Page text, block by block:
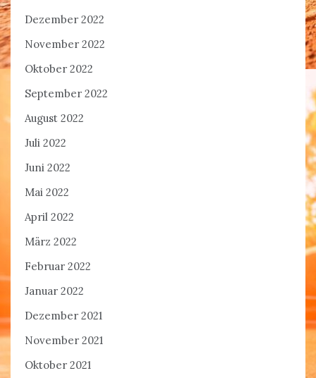
Dezember 2022
November 2022
Oktober 2022
September 2022
August 2022
Juli 2022
Juni 2022
Mai 2022
April 2022
März 2022
Februar 2022
Januar 2022
Dezember 2021
November 2021
Oktober 2021